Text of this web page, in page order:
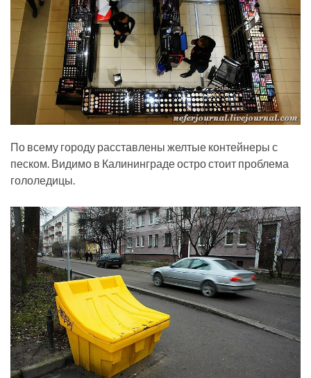
По всему городу расставлены желтые контейнеры с
песком. Видимо в Калининграде остро стоит проблема
гололедицы.